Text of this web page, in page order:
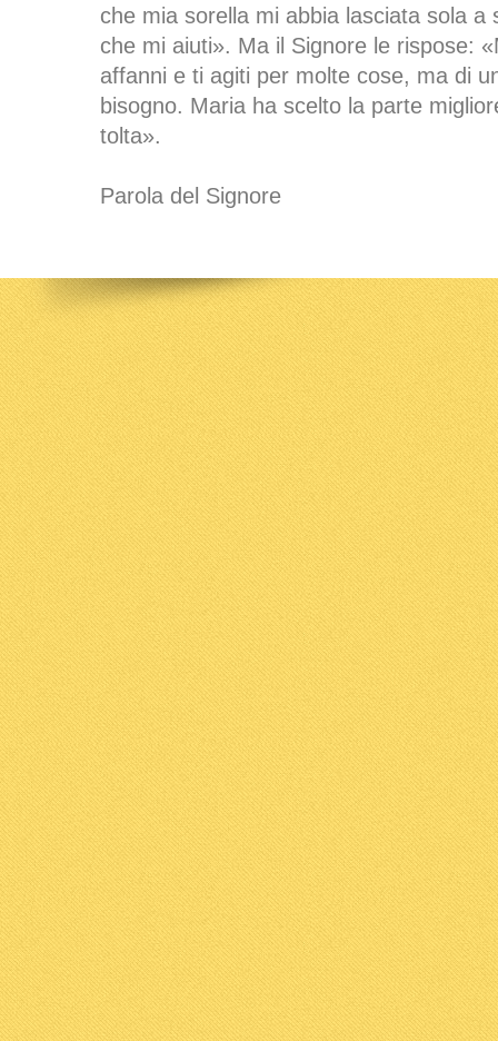
che mia sorella mi abbia lasciata sola a
che mi aiuti». Ma il Signore le rispose:
affanni e ti agiti per molte cose, ma di
bisogno. Maria ha scelto la parte
tolta».
Parola del Signore